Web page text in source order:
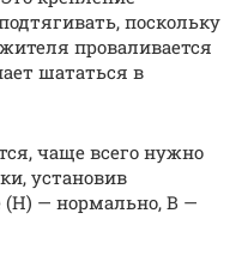
поскольку
проваливается
шататься в
чаще всего нужно
установив
(Н) — нормально, В —